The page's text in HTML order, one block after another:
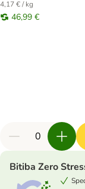
4,17 € / kg
46,99 €
Bitiba Zero